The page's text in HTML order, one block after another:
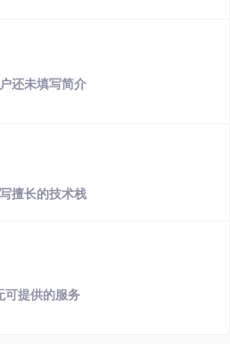
还未填写简介
擅长的技术栈
可提供的服务